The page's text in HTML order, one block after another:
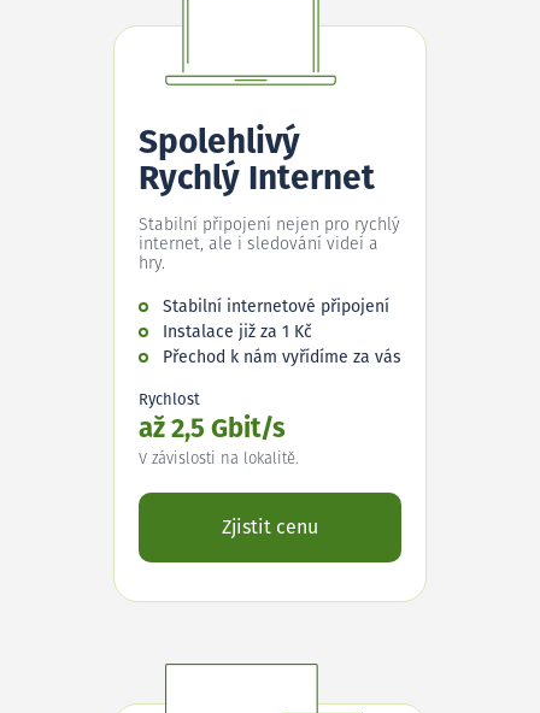
Spolehlivý
Rychlý Internet
Stabilní připojení nejen pro rychlý
internet, ale i sledování videí a
hry.
Stabilní internetové připojení
Instalace již za 1 Kč
Přechod k nám vyřídíme za vás
Rychlost
až 2,5 Gbit/s
V závislosti na lokalitě.
Zjistit cenu